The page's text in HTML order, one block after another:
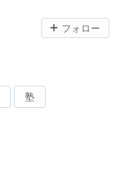
フォロー
塾